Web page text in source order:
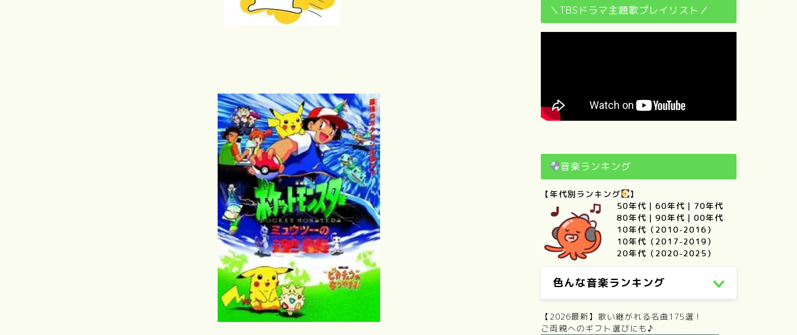
＼TBSドラマ主題歌プレイリスト／
音楽ランキング
【年代別ランキング
】
50年代 ｜ 60年代 ｜ 70年代
80年代 ｜ 90年代 ｜ 00年代
10年代（2010-2016）
10年代（2017-2019）
20年代（2020-2025）
色んな音楽ランキング
【2026最新】歌い継がれる名曲175選！
ご両親へのギフト選びにも♪